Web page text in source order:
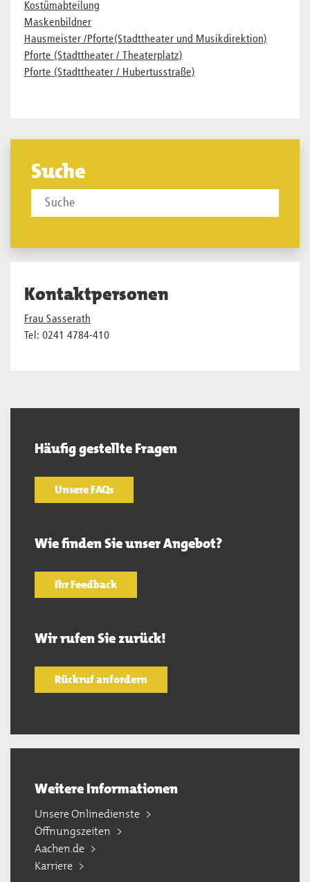
Kostümabteilung
Maskenbildner
Hausmeister /Pforte(Stadttheater und Musikdirektion)
Pforte (Stadttheater / Theaterplatz)
Pforte (Stadttheater / Hubertusstraße)
Suche
Kontaktpersonen
Frau Sasserath
Tel: 0241 4784-410
Häufig gestellte Fragen
Unsere FAQs
Wie finden Sie unser Angebot?
Ihr Feedback
Wir rufen Sie zurück!
Rückruf anfordern
Weitere Informationen
Unsere Onlinedienste
Öffnungszeiten
Aachen.de
Karriere